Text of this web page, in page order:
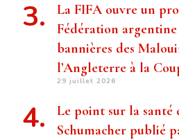
La FIFA ouvre un
Fédération argentine
bannières des
l’Angleterre à la
29 juillet 2026
Le point sur la santé
Schumacher publié